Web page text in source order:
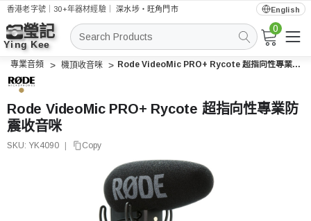
香港老字號｜30+年器材經驗｜深水埗・旺角門市 English
搜
索
0
專業音頻 機頂收音咪 Rode VideoMic PRO+ Rycote 超指向性專業防震收音咪
Rode VideoMic PRO+ Rycote 超指向性專業防
震收音咪
SKU: YK4090 Copy